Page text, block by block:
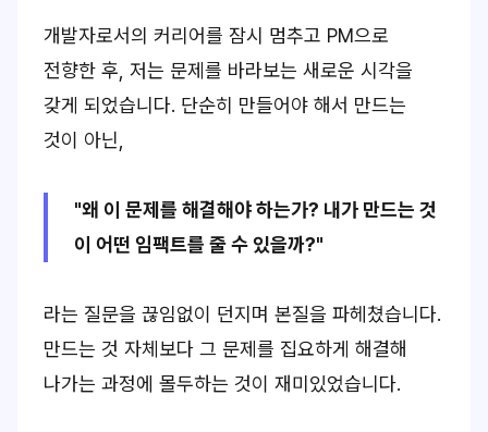
개발자로서의 커리어를 잠시 멈추고 PM으로
전향한 후, 저는 문제를 바라보는 새로운 시각을
갖게 되었습니다. 단순히 만들어야 해서 만드는
것이 아닌,
"왜 이 문제를 해결해야 하는가? 내가 만드는 것
이 어떤 임팩트를 줄 수 있을까?"
라는 질문을 끊임없이 던지며 본질을 파헤쳤습니다.
만드는 것 자체보다 그 문제를 집요하게 해결해
나가는 과정에 몰두하는 것이 재미있었습니다.